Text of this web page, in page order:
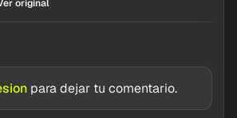
original
para dejar tu comentario.